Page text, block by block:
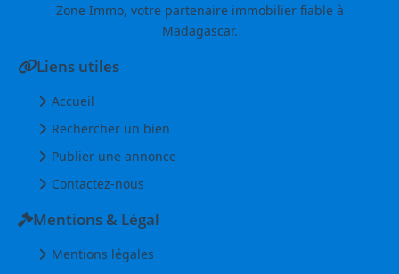
Zone Immo, votre partenaire immobilier fiable à
Madagascar.
Liens utiles
Accueil
Rechercher un bien
Publier une annonce
Contactez-nous
Mentions & Légal
Mentions légales